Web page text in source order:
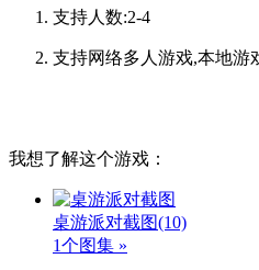
支持人数:2-4
支持网络多人游戏,本地游
我想了解这个游戏：
桌游派对截图(10)
1个图集 »